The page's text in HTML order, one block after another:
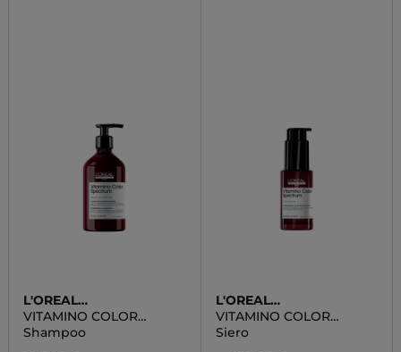
L'OREAL
PROFESSIONNEL
VITAMINO COLOR
SPECTRUM
Shampoo
L'OREAL
PROFESSIONNEL
VITAMINO COLOR
SPECTRUM
Siero